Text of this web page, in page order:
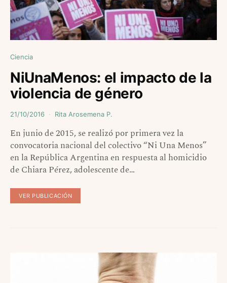
Ciencia
NiUnaMenos: el impacto de la
violencia de género
21/10/2016 Rita Arosemena P.
En junio de 2015, se realizó por primera vez la
convocatoria nacional del colectivo “Ni Una Menos”
en la República Argentina en respuesta al homicidio
de Chiara Pérez, adolescente de…
VER PUBLICACIÓN